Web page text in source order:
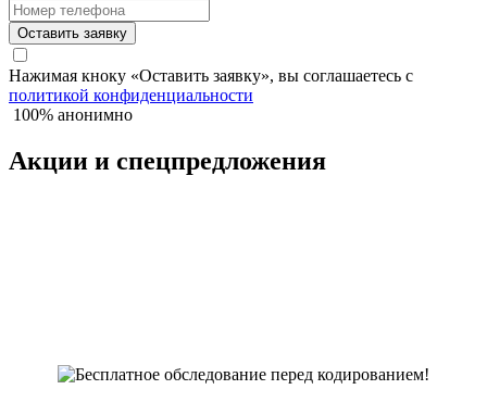
Оставить заявку
Нажимая кноку «Оставить заявку», вы соглашаетесь с
политикой конфиденциальности
100% анонимно
Акции и спецпредложения